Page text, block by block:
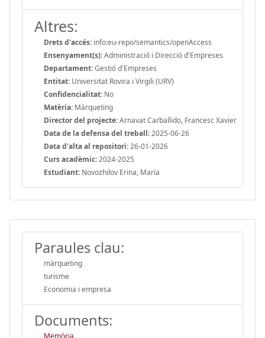
Altres:
Drets d'accés: info:eu-repo/semantics/openAccess
Ensenyament(s):Administració i Direcció d'Empreses
Departament:Gestió d'Empreses
Entitat: Universitat Rovira i Virgili (URV)
Confidencialitat: No
Matèria: Màrqueting
Director del projecte:Arnavat Carballido, Francesc Xavier
Data de la defensa del treball:2025-06-26
Data d'alta al repositori:26-01-2026
Curs acadèmic:2024-2025
Estudiant: Novozhilov Erina, María
Paraules clau:
màrqueting
turisme
Economia i empresa
Documents:
Memòria